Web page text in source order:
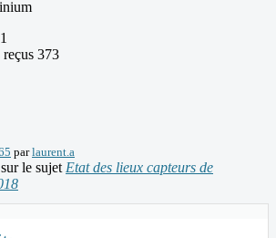
reçus 373
parlaurent.a
sur le sujet Etat des lieux capteurs de